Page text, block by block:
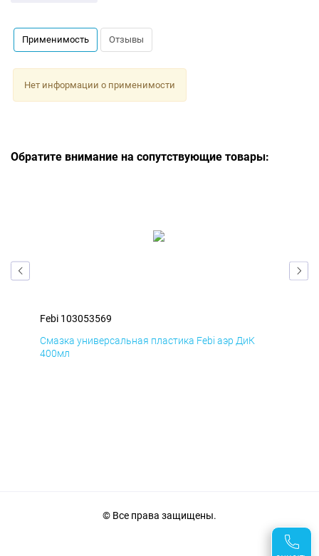
Применимость Отзывы
Нет информации о применимости
Обратите внимание на сопутствующие товары:
Febi 103053569
Смазка универсальная пластика Febi аэр ДиК
400мл
© Все права защищены.